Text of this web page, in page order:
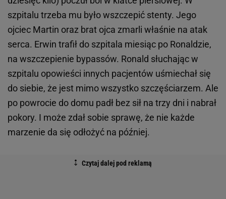
szpitalu trzeba mu było wszczepić stenty. Jego
ojciec Martin oraz brat ojca zmarli właśnie na atak
serca. Erwin trafił do szpitala miesiąc po Ronaldzie,
na wszczepienie bypassów. Ronald słuchając w
szpitalu opowieści innych pacjentów uśmiechał się
do siebie, że jest mimo wszystko szczęściarzem. Ale
po powrocie do domu padł bez sił na trzy dni i nabrał
pokory. I może zdał sobie sprawę, że nie każde
marzenie da się odłożyć na później.